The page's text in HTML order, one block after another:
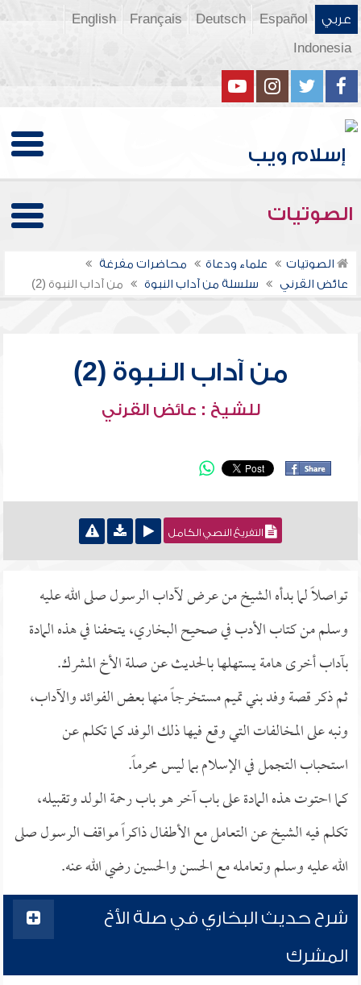
عربي Español
Deutsch
Français
English
Indonesia
الصوتيات
الصوتيات علماء ودعاة
محاضرات مفرغة
عائض القرني
سلسلة من آداب النبوة من آداب النبوة (2)
من آداب النبوة (2)
للشيخ : عائض القرني
التفريغ النصي الكامل
تواصلاً لما بدأه الشيخ من عرض لآداب الرسول صلى الله عليه
وسلم من كتاب الأدب في صحيح البخاري، يتحفنا في هذه المادة
بآداب أخرى هامة يستهلها بالحديث عن صلة الأخ المشرك.
ثم ذكر قصة وفد بني تميم مستخرجاً منها بعض الفوائد والآداب،
ونبه على المخالفات التي وقع فيها ذلك الوفد كما تكلم عن
استحباب التجمل في الإسلام بما ليس محرماً.
كما احتوت هذه المادة على باب آخر هو باب رحمة الولد وتقبيله،
تكلم فيه الشيخ عن التعامل مع الأطفال ذاكراً مواقف الرسول صلى
الله عليه وسلم وتعامله مع الحسن والحسين رضي الله عنه.
شرح حديث البخاري في صلة الأخ
المشرك